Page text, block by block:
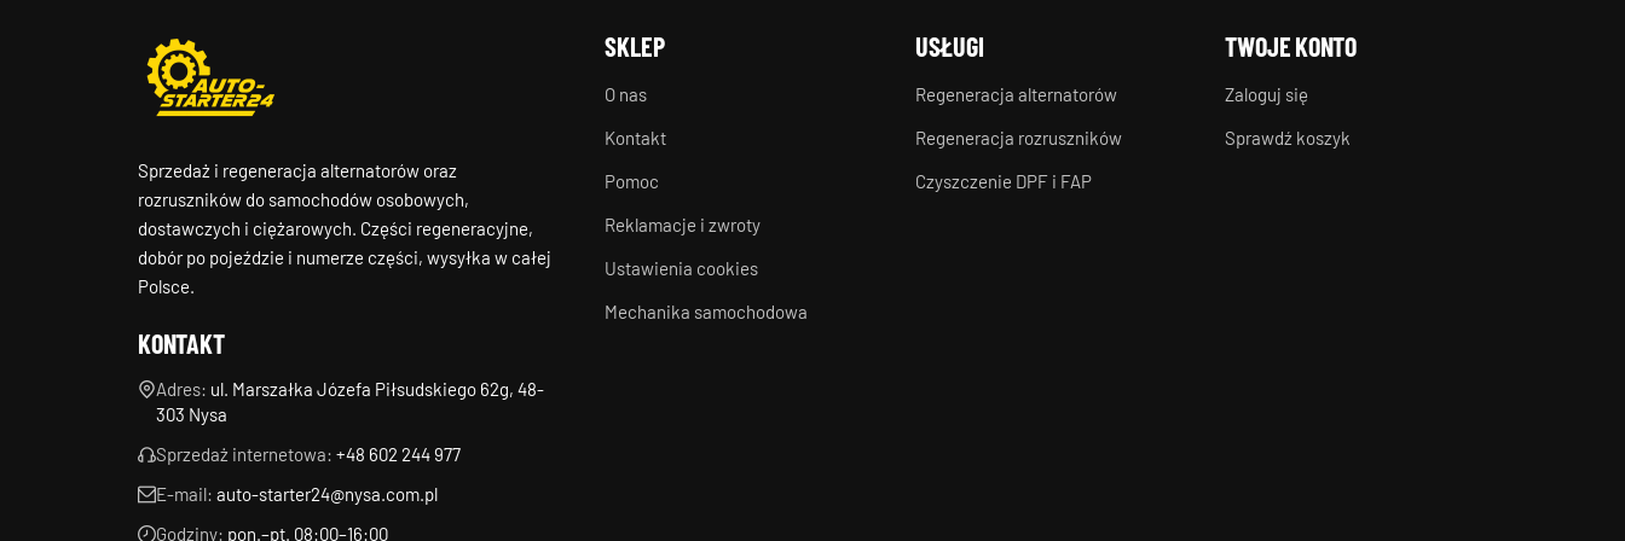
Sprzedaż i regeneracja alternatorów oraz
rozruszników do samochodów osobowych,
dostawczych i ciężarowych. Części regeneracyjne,
dobór po pojeździe i numerze części, wysyłka w całej
Polsce.
KONTAKT
Adres: ul. Marszałka Józefa Piłsudskiego 62g, 48-
303 Nysa
Sprzedaż internetowa: +48 602 244 977
E-mail: auto-starter24@nysa.com.pl
Godziny: pon.–pt. 08:00–16:00
SKLEP
O nas
Kontakt
Pomoc
Reklamacje i zwroty
Ustawienia cookies
Mechanika samochodowa
USŁUGI
Regeneracja alternatorów
Regeneracja rozruszników
Czyszczenie DPF i FAP
TWOJE KONTO
Zaloguj się
Sprawdź koszyk